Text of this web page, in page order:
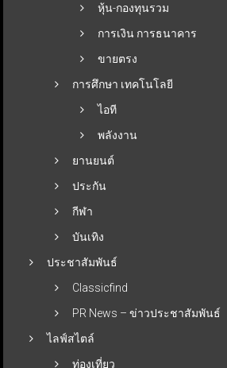
หุ้น-กองทุนรวม
การเงิน การธนาคาร
ขายตรง
การศึกษา เทคโนโลยี
ไอที
พลังงาน
ยานยนต์
ประกัน
กีฬา
บันเทิง
ประชาสัมพันธ์
Classicfind
PR News – ข่าวประชาสัมพันธ์
ไลฟ์สไตล์
ท่องเที่ยว